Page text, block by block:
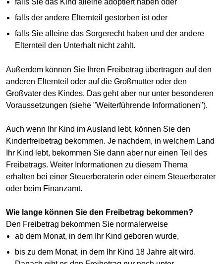
falls der andere Elternteil gestorben ist oder
falls Sie alleine das Sorgerecht haben und der andere
Elternteil den Unterhalt nicht zahlt.
Außerdem können Sie Ihren Freibetrag übertragen auf den
anderen Elternteil oder auf die Großmutter oder den
Großvater des Kindes. Das geht aber nur unter besonderen
Voraussetzungen (siehe "Weiterführende Informationen").
Auch wenn Ihr Kind im Ausland lebt, können Sie den
Kinderfreibetrag bekommen. Je nachdem, in welchem Land
Ihr Kind lebt, bekommen Sie dann aber nur einen Teil des
Freibetrags. Weiter Informationen zu diesem Thema
erhalten bei einer Steuerberaterin oder einem Steuerberater
oder beim Finanzamt.
Wie lange können Sie den Freibetrag bekommen?
Den Freibetrag bekommen Sie normalerweise
ab dem Monat, in dem Ihr Kind geboren wurde,
bis zu dem Monat, in dem Ihr Kind 18 Jahre alt wird.